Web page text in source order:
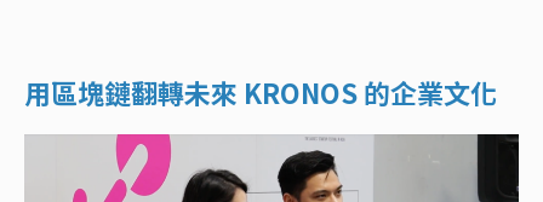
用區塊鏈翻轉未來 KRONOS 的企業文化